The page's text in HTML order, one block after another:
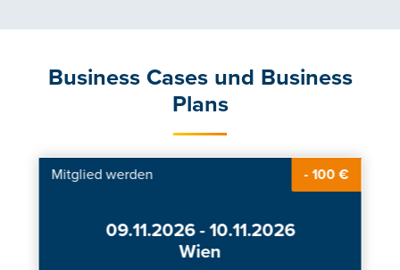
Business Cases und Business
Plans
Mitglied werden - 100 €
09.11.2026 - 10.11.2026
Wien